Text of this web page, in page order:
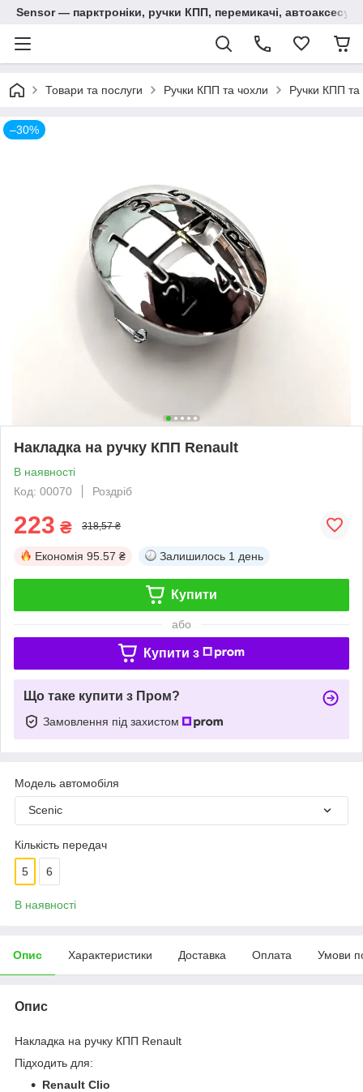
Sensor — парктроніки, ручки КПП, перемикачі,
Товари та послуги Ручки КПП та чохли Ручки КПП
–30%
Накладка на ручку КПП Renault
В наявності
Код: 00070
Роздріб
223 ₴ 318,57 ₴
Економія 95.57 ₴ Залишилось 1 день
Купити
або
Купити з
Що таке купити з Пром?
Замовлення під захистом
Модель автомобіля
Scenic
Кількість передач
5 6
В наявності
Опис Характеристики Доставка Оплата Умови
Опис
Накладка на ручку КПП Renault
Підходить для:
Renault Clio